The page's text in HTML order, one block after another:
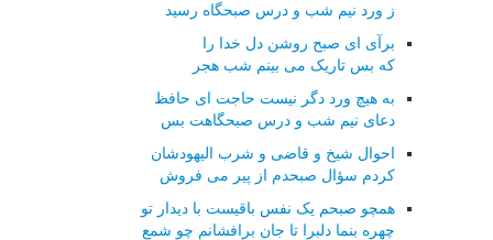
ز ورد نیم شب و درس صبحگاه رسید
برآی ای صبح روشن دل خدا را
که بس تاریک می بینم شب هجر
به هیچ ورد دگر نیست حاجت ای حافظ
دعای نیم شب و درس صبحگاهت بس
احوال شیخ و قاضی و شرب الیهودشان
کردم سؤال صبحدم از پیر می فروش
همچو صبحم یک نفس باقیست با دیدار تو
چهره بنما دلبرا تا جان برافشانم چو شمع